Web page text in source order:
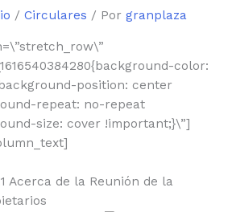
/ Circulares / Por granplaza
color:
position: center
repeat: no-repeat
size: cover !important;}\”]
Acerca de la Reunión de la